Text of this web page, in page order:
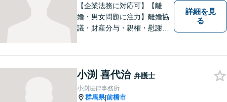
【企業法務に対応可】【離
婚・男女問題に注力】離婚協
議・財産分与・親権・慰謝料
いく解決を目指します。まず
はお気軽にご相談を！【駐車
場完備】
詳細を見
る
小渕 喜代治 弁護士
小渕法律事務所
群馬県|前橋市